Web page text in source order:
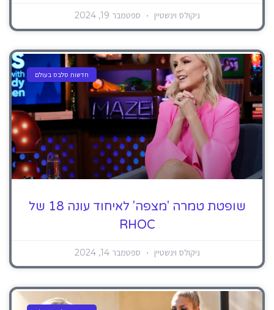
ניקולס וינשטיין ספטמבר 19, 2024
חדשות סלבס בעולם
שופטת טמרה 'מצפה' לאיחוד עונה 18 של
RHOC
ניקולס וינשטיין ספטמבר 14, 2024